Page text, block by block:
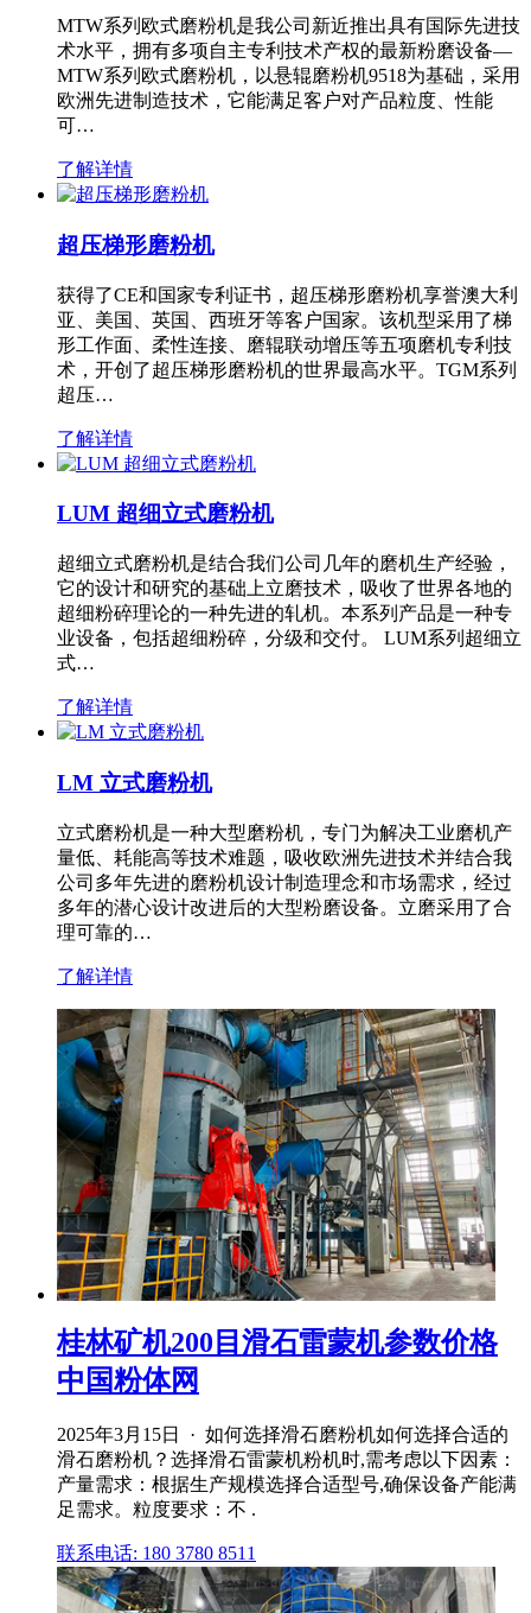
MTW系列欧式磨粉机是我公司新近推出具有国际先进技
术水平，拥有多项自主专利技术产权的最新粉磨设备—
MTW系列欧式磨粉机，以悬辊磨粉机9518为基础，采用
欧洲先进制造技术，它能满足客户对产品粒度、性能
可…
了解详情
超压梯形磨粉机
获得了CE和国家专利证书，超压梯形磨粉机享誉澳大利
亚、美国、英国、西班牙等客户国家。该机型采用了梯
形工作面、柔性连接、磨辊联动增压等五项磨机专利技
术，开创了超压梯形磨粉机的世界最高水平。TGM系列
超压…
了解详情
LUM 超细立式磨粉机
超细立式磨粉机是结合我们公司几年的磨机生产经验，
它的设计和研究的基础上立磨技术，吸收了世界各地的
超细粉碎理论的一种先进的轧机。本系列产品是一种专
业设备，包括超细粉碎，分级和交付。 LUM系列超细立
式…
了解详情
LM 立式磨粉机
立式磨粉机是一种大型磨粉机，专门为解决工业磨机产
量低、耗能高等技术难题，吸收欧洲先进技术并结合我
公司多年先进的磨粉机设计制造理念和市场需求，经过
多年的潜心设计改进后的大型粉磨设备。立磨采用了合
理可靠的…
了解详情
桂林矿机200目滑石雷蒙机参数价格
中国粉体网
2025年3月15日 · 如何选择滑石磨粉机如何选择合适的
滑石磨粉机？选择滑石雷蒙机粉机时,需考虑以下因素：
产量需求：根据生产规模选择合适型号,确保设备产能满
足需求。粒度要求：不 .
联系电话: 180 3780 8511